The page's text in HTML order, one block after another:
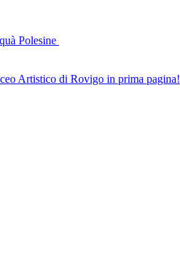
Polesine
Artistico di Rovigo in prima pagina!